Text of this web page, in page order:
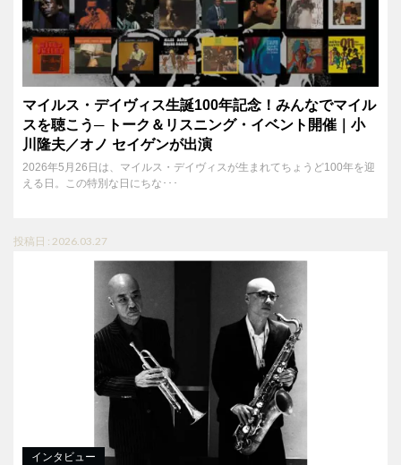
マイルス・デイヴィス生誕100年記念！みんなでマイル
スを聴こう─ トーク＆リスニング・イベント開催｜小
川隆夫／オノ セイゲンが出演
2026年5月26日は、マイルス・デイヴィスが生まれてちょうど100年を迎
える日。この特別な日にちな･･･
投稿日 : 2026.03.27
インタビュー